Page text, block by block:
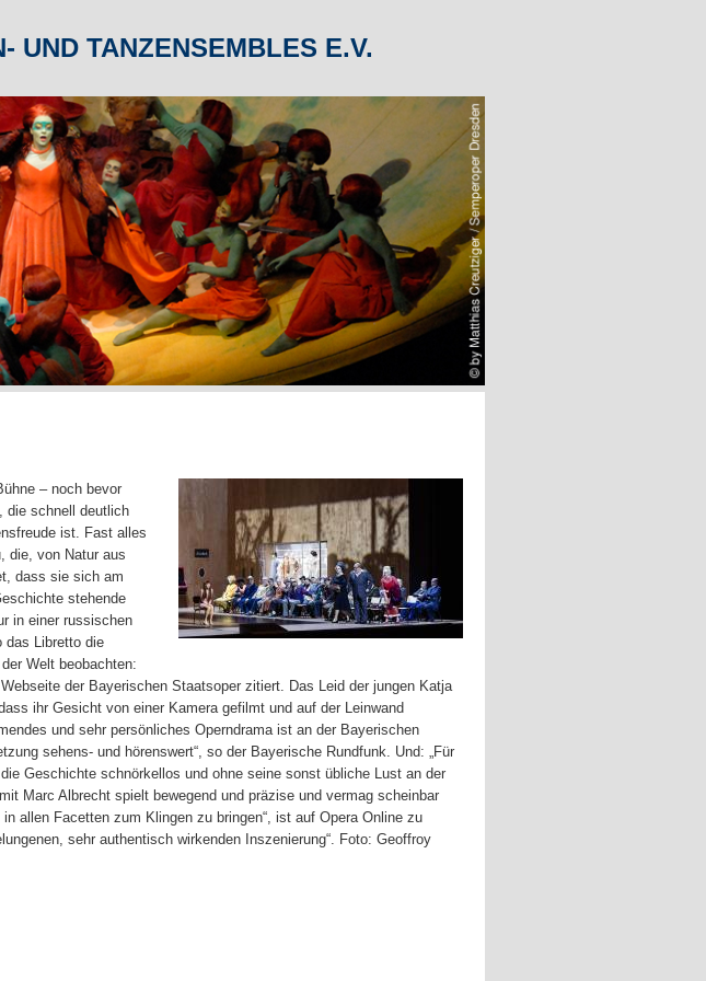
UND TANZENSEMBLES E.V.
– noch bevor
die schnell deutlich
ist. Fast alles
die, von Natur aus
dass sie sich am
stehende
in einer russischen
das Libretto die
Welt beobachten:
der Bayerischen Staatsoper zitiert. Das Leid der jungen Katja
ihr Gesicht von einer Kamera gefilmt und auf der Leinwand
und sehr persönliches Operndrama ist an der Bayerischen
sehens- und hörenswert“, so der Bayerische Rundfunk. Und: „Für
Geschichte schnörkellos und ohne seine sonst übliche Lust an der
Marc Albrecht spielt bewegend und präzise und vermag scheinbar
allen Facetten zum Klingen zu bringen“, ist auf Opera Online zu
sehr authentisch wirkenden Inszenierung“. Foto: Geoffroy